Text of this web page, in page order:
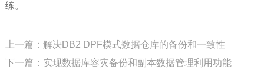
练。
上一篇：解决DB2 DPF模式数据仓库的备份和一致性
下一篇：实现数据库容灾备份和副本数据管理利用功能